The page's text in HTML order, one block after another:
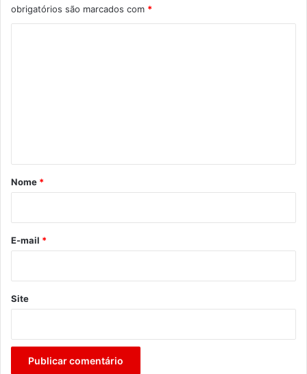
obrigatórios são marcados com *
r
*
Nome *
E-mail *
Site